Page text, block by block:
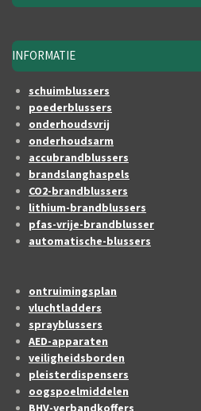
INFORMATIE
schuimblussers
poederblussers
onderhoudsvrij
onderhoudsarm
accubrandblussers
brandslanghaspels
CO2-brandblussers
lithium-brandblussers
pfas-vrije-brandblusser
automatische-blussers
ontruimingsplan
vluchtladders
sprayblussers
AED-apparaten
veiligheidsborden
pleisterdispensers
oogspoelmiddelen
BHV-verbandkoffers